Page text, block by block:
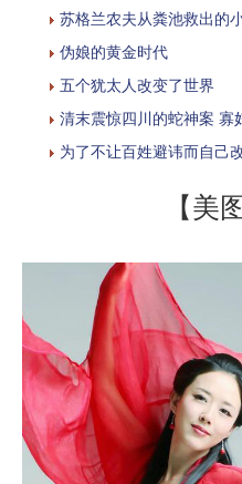
苏格兰农夫从粪池救出的
伪娘的黄金时代
五个犹太人改变了世界
清末震惊四川的蛇神案 寡
为了不让百姓避讳而自己
【美